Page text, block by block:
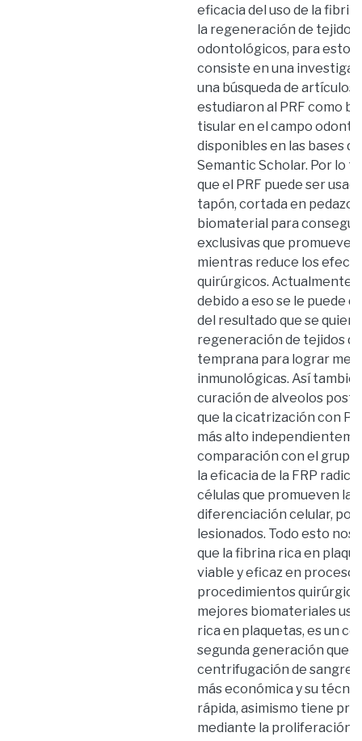
eficacia del uso de la
la regeneración de
odontológicos, para esto
consiste en una
una búsqueda de
estudiaron al PRF como
tisular en el campo
disponibles en las bases
Semantic Scholar. Por lo
que el PRF puede ser
tapón, cortada en
biomaterial para
exclusivas que
mientras reduce los
quirúrgicos. Actualmente,
debido a eso se le puede
del resultado que se
regeneración de tejidos
temprana para lograr
inmunológicas. Así
curación de alveolos post
que la cicatrización con
más alto
comparación con el
la eficacia de la FRP
células que promueven la
diferenciación celular,
lesionados. Todo esto
que la fibrina rica en
viable y eficaz en
procedimientos
mejores biomateriales
rica en plaquetas, es un
segunda generación que
centrifugación de sangre
más económica y su
rápida, asimismo tiene
mediante la proliferación